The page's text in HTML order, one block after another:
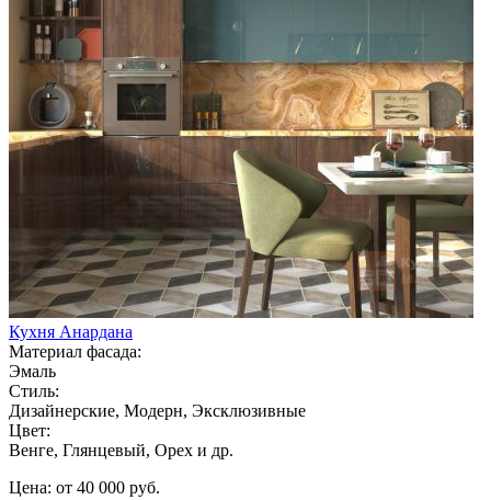
Кухня Анардана
Материал фасада:
Эмаль
Стиль:
Дизайнерские, Модерн, Эксклюзивные
Цвет:
Венге, Глянцевый, Орех и др.
Цена: от 40 000 руб.